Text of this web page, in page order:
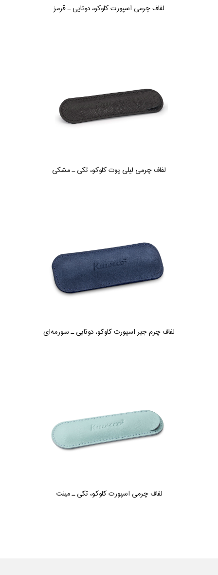
لفاف چرمی اسپورت کاوکو، دوتایی ـ قرمز
لفاف چرمی لیلی پوت کاوکو، تکی ـ مشکی
لفاف چرم جیر اسپورت کاوکو، دوتایی ـ سورمه‌ای
لفاف چرمی اسپورت کاوکو، تکی ـ مینت